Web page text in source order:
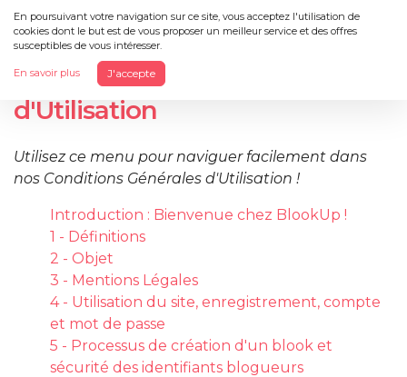
En poursuivant votre navigation sur ce site, vous acceptez l'utilisation de
cookies dont le but est de vous proposer un meilleur service et des offres
susceptibles de vous intéresser.
En savoir plus J'accepte
Menu
Conditions Générales
d'Utilisation
Utilisez ce menu pour naviguer facilement dans
nos Conditions Générales d'Utilisation !
Introduction : Bienvenue chez BlookUp !
1 - Définitions
2 - Objet
3 - Mentions Légales
4 - Utilisation du site, enregistrement, compte
et mot de passe
5 - Processus de création d'un blook et
sécurité des identifiants blogueurs